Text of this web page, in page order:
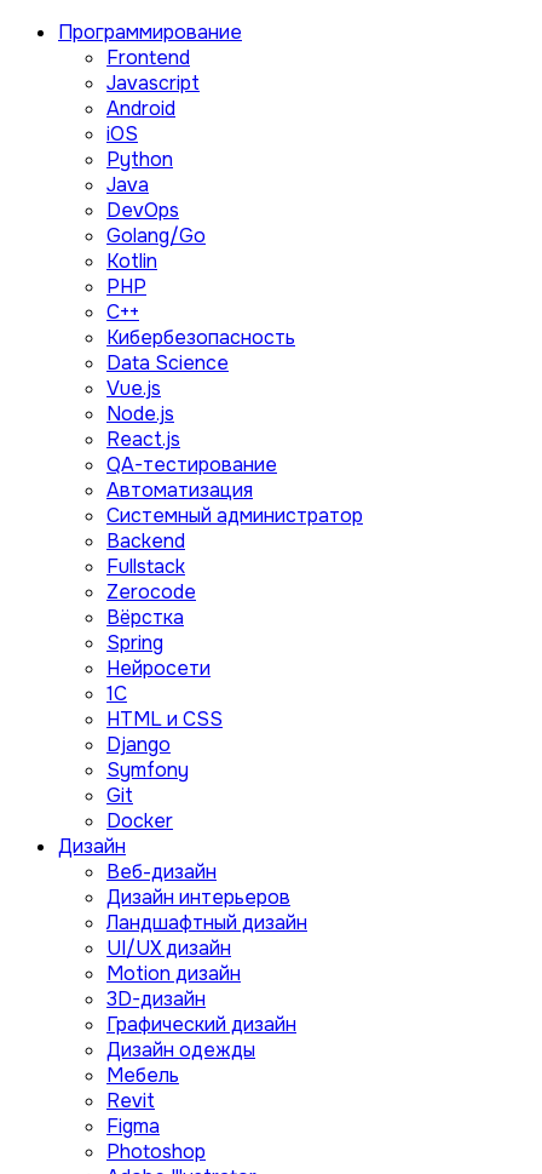
Программирование
Frontend
Javascript
Android
iOS
Python
Java
DevOps
Golang/Go
Kotlin
PHP
C++
Кибербезопасность
Data Science
Vue.js
Node.js
React.js
QA-тестирование
Автоматизация
Системный администратор
Backend
Fullstack
Zerocode
Вёрстка
Spring
Нейросети
1C
HTML и CSS
Django
Symfony
Git
Docker
Дизайн
Веб-дизайн
Дизайн интерьеров
Ландшафтный дизайн
UI/UX дизайн
Motion дизайн
3D-дизайн
Графический дизайн
Дизайн одежды
Мебель
Revit
Figma
Photoshop